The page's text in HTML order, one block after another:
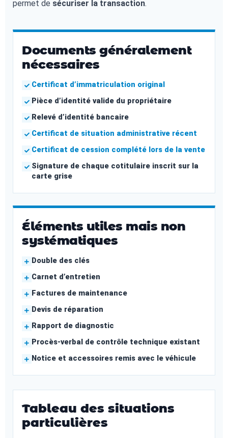
permet de sécuriser la transaction.
Documents généralement
nécessaires
Certificat d’immatriculation original
Pièce d’identité valide du propriétaire
Relevé d’identité bancaire
Certificat de situation administrative récent
Certificat de cession complété lors de la vente
Signature de chaque cotitulaire inscrit sur la
carte grise
Éléments utiles mais non
systématiques
Double des clés
Carnet d’entretien
Factures de maintenance
Devis de réparation
Rapport de diagnostic
Procès-verbal de contrôle technique existant
Notice et accessoires remis avec le véhicule
Tableau des situations
particulières